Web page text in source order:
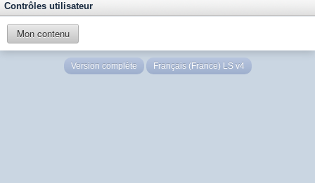
Contrôles utilisateur
Mon contenu
Version complète Français (France) LS v4